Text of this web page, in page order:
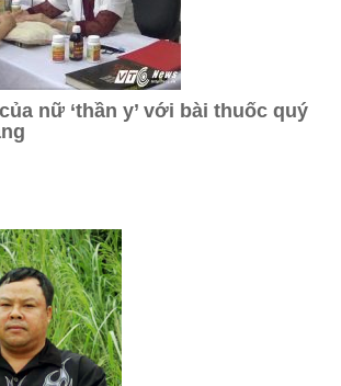
nữ ‘thần y’ với bài thuốc quý